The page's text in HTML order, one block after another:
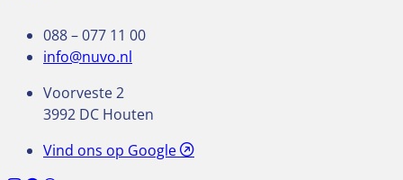
088 – 077 11 00
info@nuvo.nl
Voorveste 2
3992 DC Houten
Vind ons op Google